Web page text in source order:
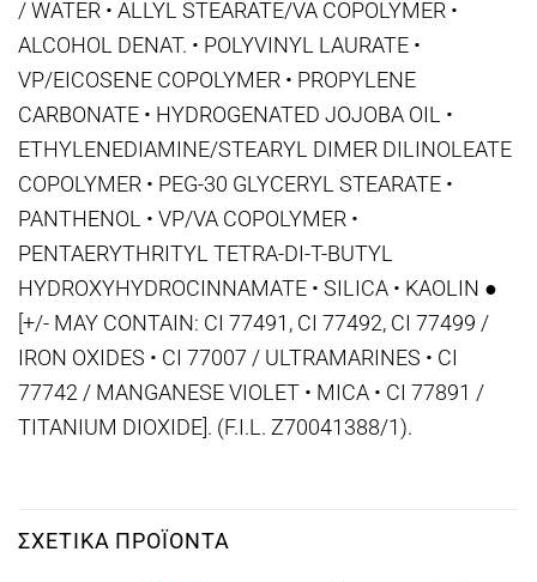
/ WATER • ALLYL STEARATE/VA COPOLYMER •
ALCOHOL DENAT. • POLYVINYL LAURATE •
VP/EICOSENE COPOLYMER • PROPYLENE
CARBONATE • HYDROGENATED JOJOBA OIL •
ETHYLENEDIAMINE/STEARYL DIMER DILINOLEATE
COPOLYMER • PEG-30 GLYCERYL STEARATE •
PANTHENOL • VP/VA COPOLYMER •
PENTAERYTHRITYL TETRA-DI-T-BUTYL
HYDROXYHYDROCINNAMATE • SILICA • KAOLIN ●
[+/- MAY CONTAIN: CI 77491, CI 77492, CI 77499 /
IRON OXIDES • CI 77007 / ULTRAMARINES • CI
77742 / MANGANESE VIOLET • MICA • CI 77891 /
TITANIUM DIOXIDE]. (F.I.L. Z70041388/1).
ΣΧΕΤΙΚΆ ΠΡΟΪΌΝΤΑ